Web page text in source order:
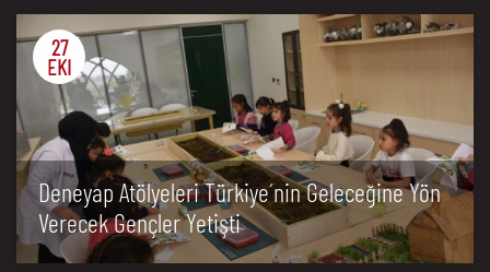
27
EKI
Deneyap Atölyeleri Türkiye´nin Geleceğine Yön
Verecek Gençler Yetişti